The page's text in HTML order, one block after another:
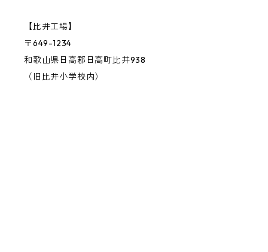
【比井工場】
〒649-1234
和歌山県日高郡日高町比井938
（旧比井小学校内）